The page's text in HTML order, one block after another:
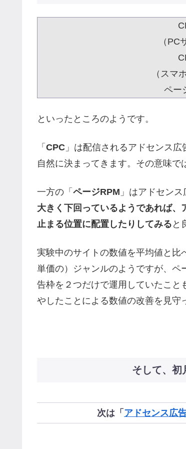
（PC
（スマ
ペー
といったところのようです。
「 CPC 」は配信されるアドセンス
自然に決まってきます。その意味で
一方の「 ページRPM 」はアドセン
大きく下回っているようであれば
止まる位置に配置したりしてみる と
実験中のサイトの数値を平均値と比
単価の）ジャンルのようですが、
告枠を２つだけで運用していたこと
やしたことによる数値の改善を見守
そして、初
次は「 アドセンス広